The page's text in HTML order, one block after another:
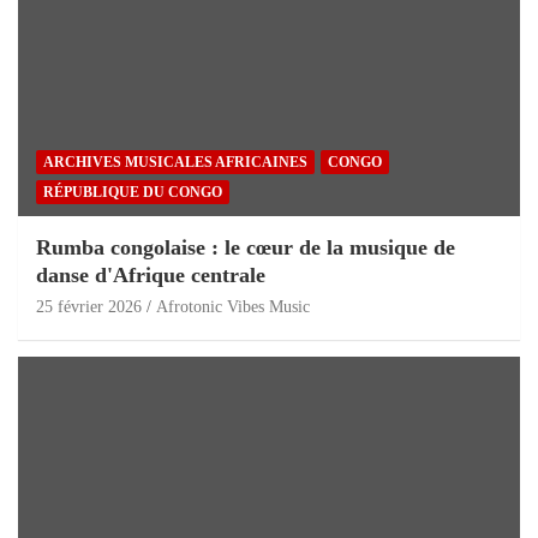
ARCHIVES MUSICALES AFRICAINES
CONGO
RÉPUBLIQUE DU CONGO
Rumba congolaise : le cœur de la musique de
danse d'Afrique centrale
25 février 2026 Afrotonic Vibes Music